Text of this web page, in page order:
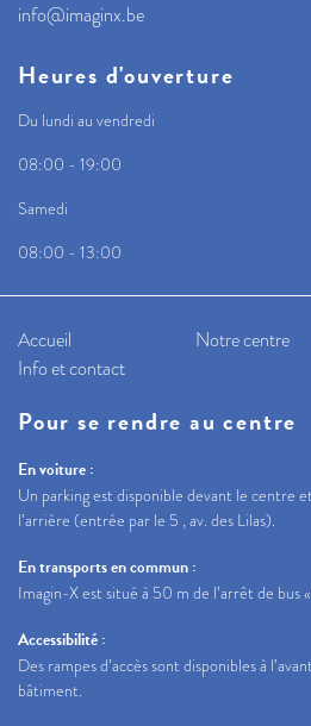
info@imaginx.be
Heures d'ouverture
Du lundi au vendredi
08:00 - 19:00
Samedi
08:00 - 13:00
Accueil Notre centre
Info et contact
Pour se rendre au centre
En voiture :
Un parking est disponible devant le centre
l’arrière (entrée par le 5 , av. des Lilas).
En transports en commun :
Imagin-X est situé à 50 m de l’arrêt de bus
Accessibilité :
Des rampes d’accès sont disponibles à
bâtiment.